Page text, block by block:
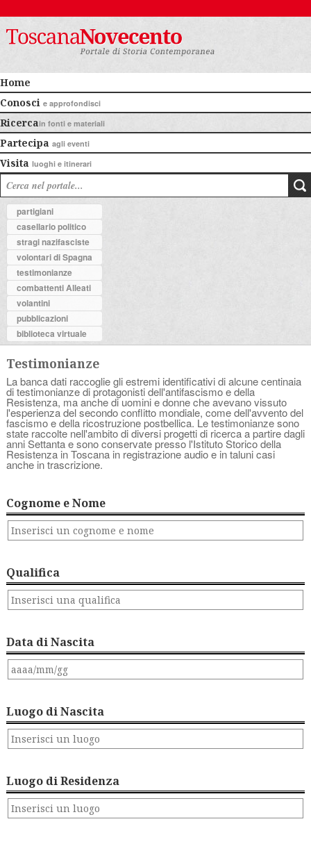
Home
Conosci e approfondisci
Ricercain fonti e materiali
Partecipa agli eventi
Visita luoghi e itinerari
partigiani
casellario politico
stragi nazifasciste
volontari di Spagna
testimonianze
combattenti Alleati
volantini
pubblicazioni
biblioteca virtuale
Testimonianze
La banca dati raccoglie gli estremi identificativi di alcune centinaia
di testimonianze di protagonisti dell'antifascismo e della
Resistenza, ma anche di uomini e donne che avevano vissuto
l'esperienza del secondo conflitto mondiale, come dell'avvento del
fascismo e della ricostruzione postbellica. Le testimonianze sono
state raccolte nell'ambito di diversi progetti di ricerca a partire dagli
anni Settanta e sono conservate presso l'Istituto Storico della
Resistenza in Toscana in registrazione audio e in taluni casi
anche in trascrizione.
Cognome e Nome
Qualifica
Data di Nascita
Luogo di Nascita
Luogo di Residenza